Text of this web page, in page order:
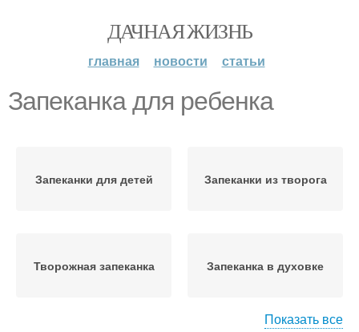
ДАЧНАЯ ЖИЗНЬ
главная новости статьи
Запеканка для ребенка
Запеканки для детей Запеканки из творога
Творожная запеканка Запеканка в духовке
Показать все